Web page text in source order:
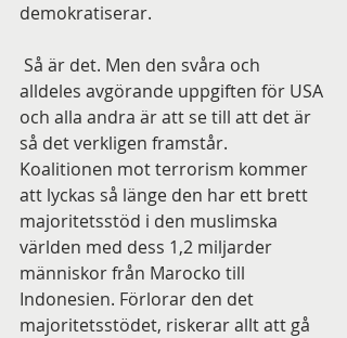
demokratiserar.
alldeles avgörande uppgiften för USA
och alla andra är att se till att det är
så det verkligen framstår.
Koalitionen mot terrorism kommer
att lyckas så länge den har ett brett
majoritetsstöd i den muslimska
världen med dess 1,2 miljarder
människor från Marocko till
Indonesien. Förlorar den det
majoritetsstödet, riskerar allt att gå